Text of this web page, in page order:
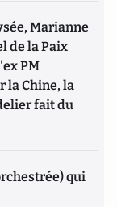
Marianne
de la Paix
PM
la Chine, la
fait du
qui